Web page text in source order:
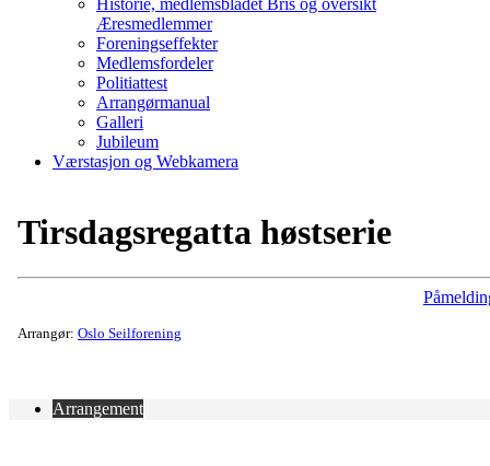
Historie, medlemsbladet Bris og oversikt
Æresmedlemmer
Foreningseffekter
Medlemsfordeler
Politiattest
Arrangørmanual
Galleri
Jubileum
Værstasjon og Webkamera
Tirsdagsregatta høstserie
Arrangør: Oslo Seilforening
Arrangement